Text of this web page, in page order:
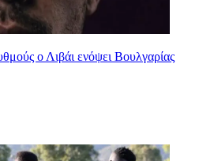
ο Λιβάι ενόψει Βουλγαρίας